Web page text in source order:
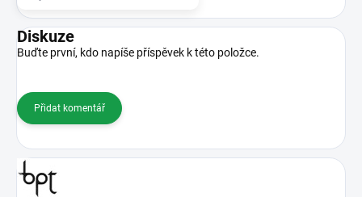
Diskuze
Buďte první, kdo napíše příspěvek k této položce.
Přidat komentář